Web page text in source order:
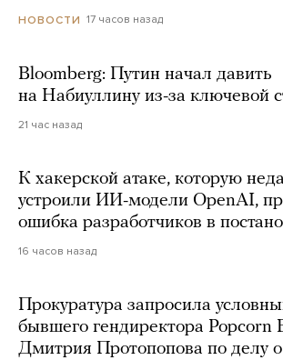
НОВОСТИ 17 часов назад
Bloomberg: Путин начал давить
на Набиуллину из-за ключевой
21 час назад
К хакерской атаке, которую
устроили ИИ-модели OpenAI,
ошибка разработчиков в
16 часов назад
Прокуратура запросила
бывшего гендиректора Popcorn
Дмитрия Протопопова по делу